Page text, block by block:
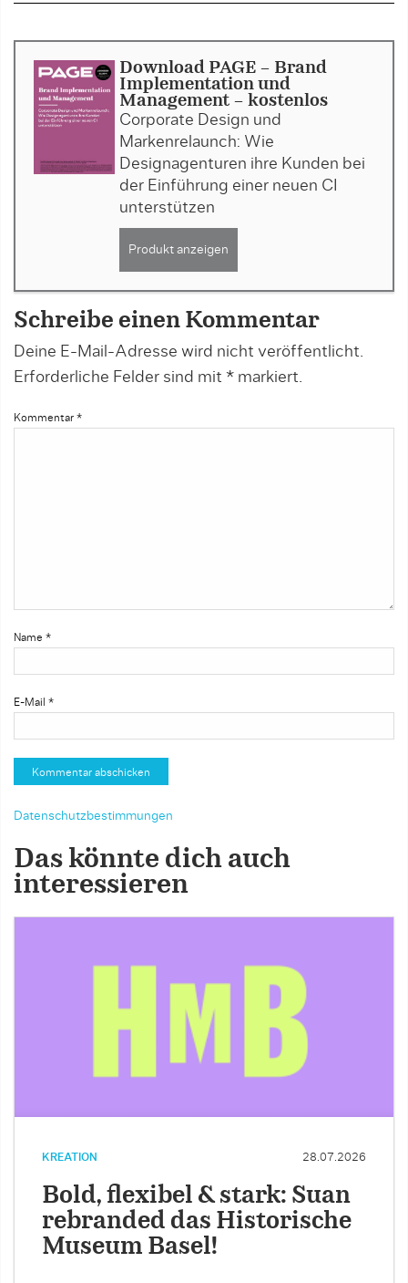
Download PAGE - Brand
Implementation und
Management - kostenlos
Corporate Design und
Markenrelaunch: Wie
Designagenturen ihre Kunden bei
der Einführung einer neuen CI
unterstützen
Produkt anzeigen
Schreibe einen Kommentar
Deine E-Mail-Adresse wird nicht veröffentlicht.
Erforderliche Felder sind mit * markiert.
Kommentar *
Name *
E-Mail *
Datenschutzbestimmungen
Das könnte dich auch
interessieren
KREATION 28.07.2026
Bold, flexibel & stark: Suan
rebranded das Historische
Museum Basel!